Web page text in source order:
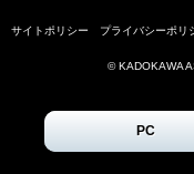
サイトポリシー プライバシーポリ
© KADOKAWA
PC